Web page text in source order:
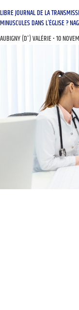
LIBRE JOURNAL DE LA
MINUSCULES DANS L’ÉGLISE ?
AUBIGNY (D') VALÉRIE 10